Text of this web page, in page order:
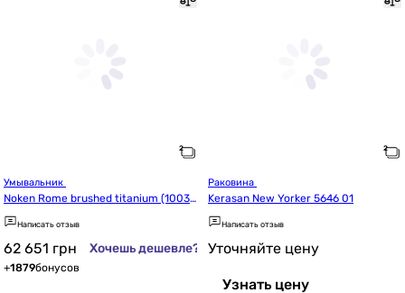
Noken Rome brushed titanium (10036
0885)
Написать отзыв
62 651 грн Хочешь дешевле?
+1879бонусов
Kerasan New Yorker 5646 01
Написать отзыв
Уточняйте цену
Узнать цену